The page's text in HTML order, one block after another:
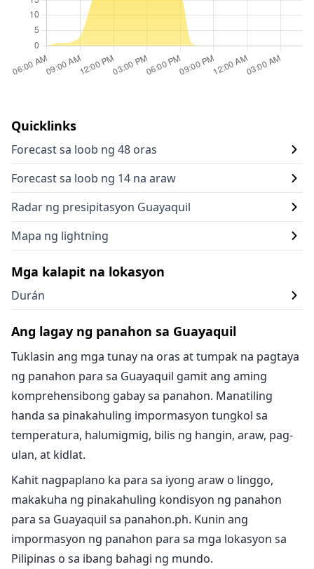
Quicklinks
Forecast sa loob ng 48 oras
Forecast sa loob ng 14 na araw
Radar ng presipitasyon Guayaquil
Mapa ng lightning
Mga kalapit na lokasyon
Durán
Ang lagay ng panahon sa Guayaquil
Tuklasin ang mga tunay na oras at tumpak na pagtaya
ng panahon para sa Guayaquil gamit ang aming
komprehensibong gabay sa panahon. Manatiling
handa sa pinakahuling impormasyon tungkol sa
temperatura, halumigmig, bilis ng hangin, araw, pag-
ulan, at kidlat.
Kahit nagpaplano ka para sa iyong araw o linggo,
makakuha ng pinakahuling kondisyon ng panahon
para sa Guayaquil sa panahon.ph. Kunin ang
impormasyon ng panahon para sa mga lokasyon sa
Pilipinas o sa ibang bahagi ng mundo.